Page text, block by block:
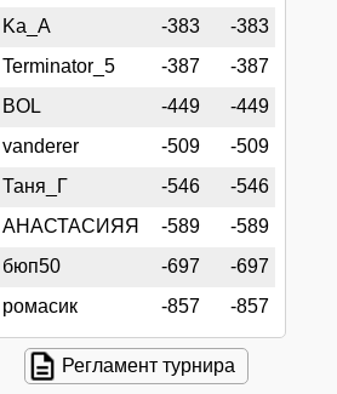
Ka_A
-383
-383
Terminator_5
-387
-387
BOL
-449
-449
vanderer
-509
-509
Таня_Г
-546
-546
АНАСТАСИЯЯ
-589
-589
бюп50
-697
-697
ромасик
-857 -857
Регламент турнира